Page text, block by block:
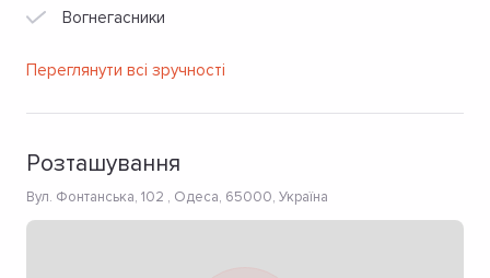
Вогнегасники
Переглянути всі зручності
Розташування
Вул. Фонтанська, 102 , Одеса, 65000, Україна